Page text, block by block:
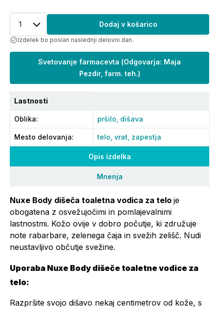
Opis izdelka
Mnenja
Nuxe Body dišeča toaletna vodica za telo je
obogatena z osvežujočimi in pomlajevalnimi
lastnostmi. Kožo ovije v dobro počutje, ki združuje
note rabarbare, zelenega čaja in svežih zelišč. Nudi
neustavljivo občutje svežine.
Uporaba Nuxe Body dišeče toaletne vodice za
telo:
Razpršite svojo dišavo nekaj centimetrov od kože, s
1 Dodaj v košarico
Izdelek bo poslan naslednji delovni dan.
Svetovanje farmacevta (Odgovarja: Maja
Pezdir, farm. teh.)
Lastnosti
Oblika: pršilo, dišava
Mesto delovanja: telo, vrat, zapestja